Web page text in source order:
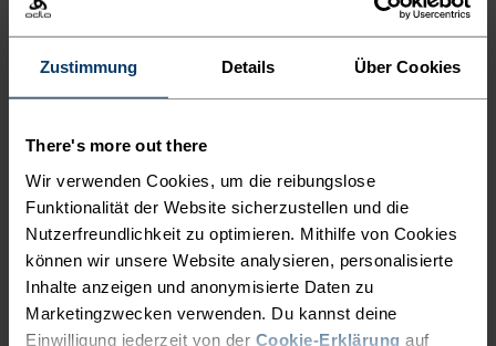
Zustimmung Details Über Cookies
There's more out there
Wir verwenden Cookies, um die reibungslose
Funktionalität der Website sicherzustellen und die
Nutzerfreundlichkeit zu optimieren. Mithilfe von Cookies
können wir unsere Website analysieren, personalisierte
Inhalte anzeigen und anonymisierte Daten zu
Marketingzwecken verwenden. Du kannst deine
Einwilligung jederzeit von der Cookie-Erklärung auf
unten:
Niederlassungen
Lehre als Kauffrau/Kaufmann EFZ